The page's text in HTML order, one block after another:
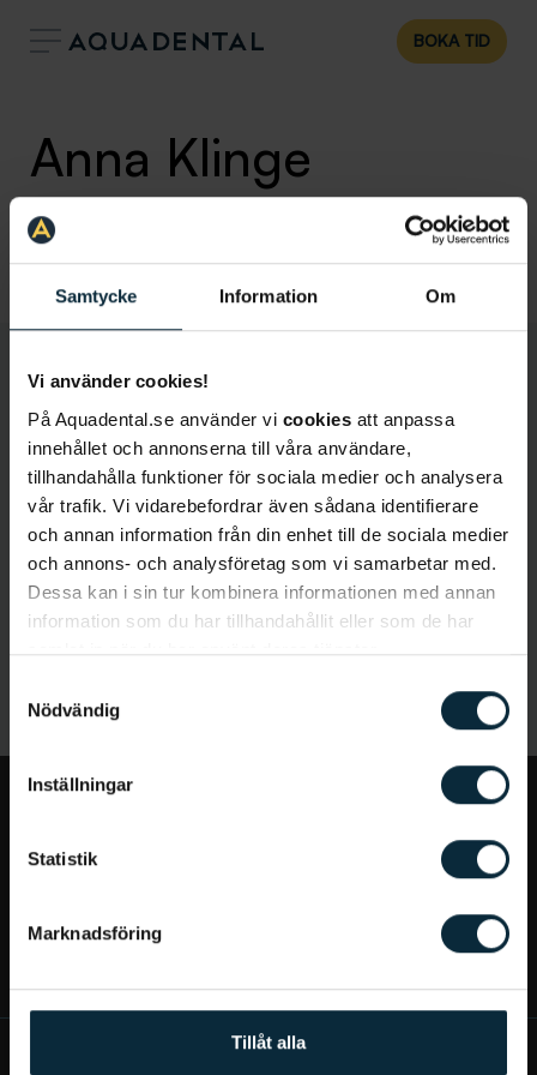
Samtycke Information Om
Vi använder cookies!
På Aquadental.se använder vi cookies att anpassa
innehållet och annonserna till våra användare,
tillhandahålla funktioner för sociala medier och analysera
vår trafik. Vi vidarebefordrar även sådana identifierare
och annan information från din enhet till de sociala medier
och annons- och analysföretag som vi samarbetar med.
Dessa kan i sin tur kombinera informationen med annan
information som du har tillhandahållit eller som de har
samlat in när du har använt deras tjänster.
Nödvändig
Inställningar
Statistik
Marknadsföring
Tillåt alla
BOKA TID
Anna Klinge
Specialisttandläkare i parodontologi
Klinik: